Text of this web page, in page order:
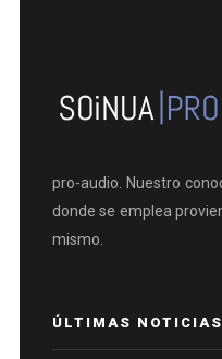
pro-audio. Nuestro
donde se emplea
mismo.
ÚLTIMAS NOTICIAS